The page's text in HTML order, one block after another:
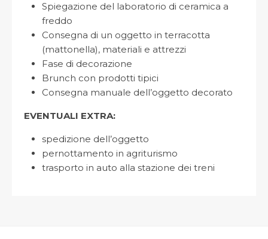
Spiegazione del laboratorio di ceramica a
freddo
Consegna di un oggetto in terracotta
(mattonella), materiali e attrezzi
Fase di decorazione
Brunch con prodotti tipici
Consegna manuale dell’oggetto decorato
EVENTUALI EXTRA:
spedizione dell’oggetto
pernottamento in agriturismo
trasporto in auto alla stazione dei treni